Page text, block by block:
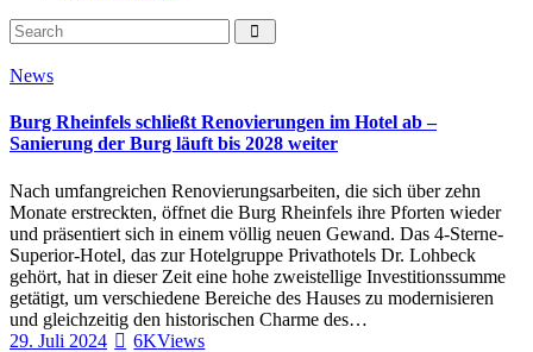
News
Burg Rheinfels schließt Renovierungen im Hotel ab –
Sanierung der Burg läuft bis 2028 weiter
Nach umfangreichen Renovierungsarbeiten, die sich über zehn
Monate erstreckten, öffnet die Burg Rheinfels ihre Pforten wieder
und präsentiert sich in einem völlig neuen Gewand. Das 4-Sterne-
Superior-Hotel, das zur Hotelgruppe Privathotels Dr. Lohbeck
gehört, hat in dieser Zeit eine hohe zweistellige Investitionssumme
getätigt, um verschiedene Bereiche des Hauses zu modernisieren
und gleichzeitig den historischen Charme des…
29. Juli 2024
6KViews